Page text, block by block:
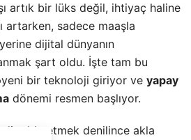
artık bir lüks değil, ihtiyaç haline
artarken, sadece maaşla
dijital dünyanın
şart oldu. İşte tam bu
bir teknoloji giriyor ve yapay
dönemi resmen başlıyor.
elde etmek denilince akla